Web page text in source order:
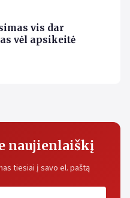
vis dar
vėl apsikeitė
naujienlaiškį
tiesiai į savo el. paštą